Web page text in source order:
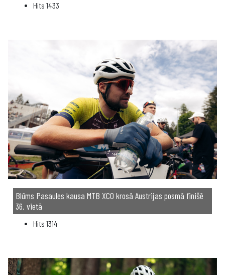
Hits 1433
Blūms Pasaules kausa MTB XCO krosā Austrijas posmā finišē
36. vietā
Hits 1314